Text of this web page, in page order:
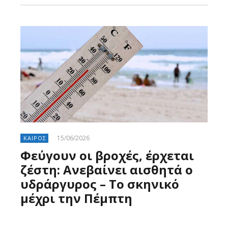
ΚΑΙΡΟΣ 15/06/2026
Φεύγουν οι βροχές, έρχεται
ζέστη: Ανεβαίνει αισθητά ο
υδράργυρος – Το σκηνικό
μέχρι την Πέμπτη